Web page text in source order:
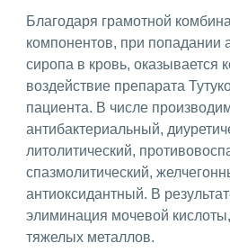
Благодаря грамотной
компонентов, при попадании
сиропа в кровь, оказывается
воздействие препарата
пациента. В числе
антибактериальный,
литолитический,
спазмолитический,
антиоксидантный. В
элиминация мочевой
тяжелых металлов.